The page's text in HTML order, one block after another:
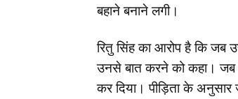
बहाने बनाने लगी।
रितु सिंह का आरोप है कि जब
उनसे बात करने को कहा। जब
कर दिया। पीड़िता के